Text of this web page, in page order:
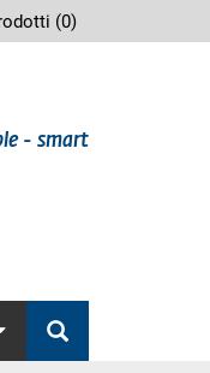
(0)
- smart